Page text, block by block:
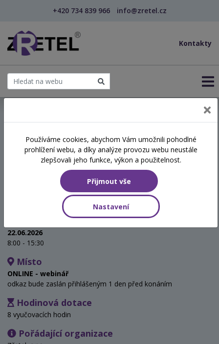
+420 734 839 966 info@zretel.cz
Kontakty
šablony
Lidové zvyky a jejich
význam a využití při práci s
dětmi (webinář)
22.06.2026
8:00 - 15:30
Místo
ONLINE - webinář
odkaz bude zaslán přihlášeným 1 den před konáním
Hodinová dotace
8 vyučovacích hodin
Pořádající organizace
Používáme cookies, abychom Vám umožnili pohodlné
prohlížení webu, a díky analýze provozu webu neustále
zlepšovali jeho funkce, výkon a použitelnost.
Přijmout vše
Nastavení